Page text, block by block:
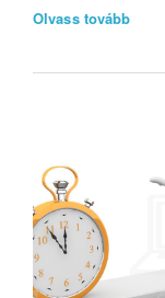
Olvass tovább